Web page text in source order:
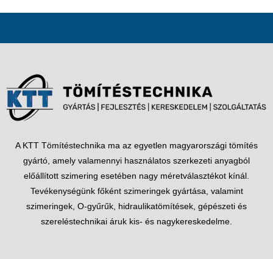
A KTT Tömítéstechnika ma az egyetlen magyarországi tömítés
gyártó, amely valamennyi használatos szerkezeti anyagból
előállított szimering esetében nagy méretválasztékot kínál.
Tevékenységünk főként szimeringek gyártása, valamint
szimeringek, O-gyűrűk, hidraulikatömítések, gépészeti és
szereléstechnikai áruk kis- és nagykereskedelme.